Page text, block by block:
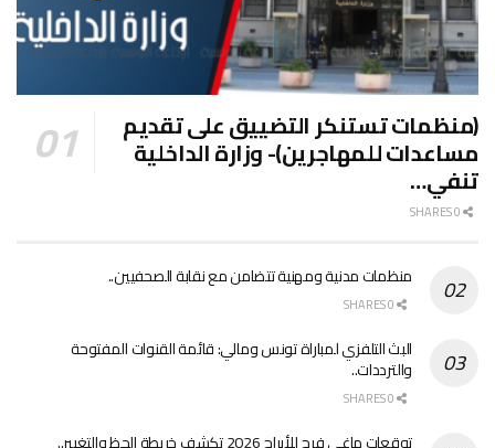
(منظمات تستنكر التضييق على تقديم
مساعدات للمهاجرين)- وزارة الداخلية
تنفي…
منظمات مدنية ومهنية تتضامن مع نقابة الصحفيين..
البث التلفزي لمباراة تونس ومالي: قائمة القنوات المفتوحة
والترددات..